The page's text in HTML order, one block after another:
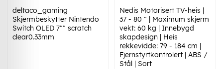
deltaco_gaming
Skjermbeskytter Nintendo
Switch OLED 7"" scratch
clear0.33mm
Nedis Motorisert TV-heis |
37 - 80 " | Maximum skjerm
vekt: 60 kg | Innebygd
skapdesign | Heis
rekkevidde: 79 - 184 cm |
Fjernstyrtkontrolert | ABS /
Stål | Sort